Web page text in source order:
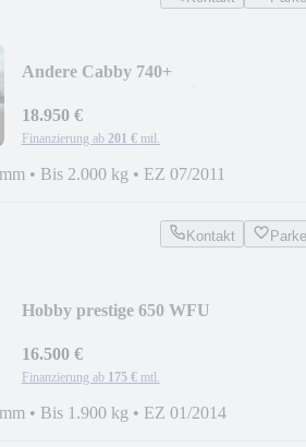
Andere Cabby 740+
18.950 €
Finanzierung ab 201 € mtl.
• Bis 2.000 kg • EZ 07/2011
Kontakt
Hobby prestige 650 WFU
16.500 €
Finanzierung ab 175 € mtl.
• Bis 1.900 kg • EZ 01/2014